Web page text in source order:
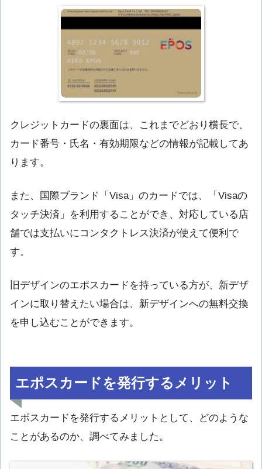
クレジットカードの裏面は、これまでどおり横長で、
カード番号・氏名・有効期限などの情報が記載してあ
ります。
また、国際ブランド「Visa」のカードでは、「Visaの
タッチ決済」を利用することができ、対応している店
舗では支払いにコンタクトレス決済が使えて便利で
す。
旧デザインのエポスカードを持っている方が、新デザ
インに取り替えたい場合は、新デザインへの無料交換
を申し込むことができます。
エポスカードを発行するメリット
エポスカードを発行するメリットとして、どのような
ことがあるのか、調べてみました。